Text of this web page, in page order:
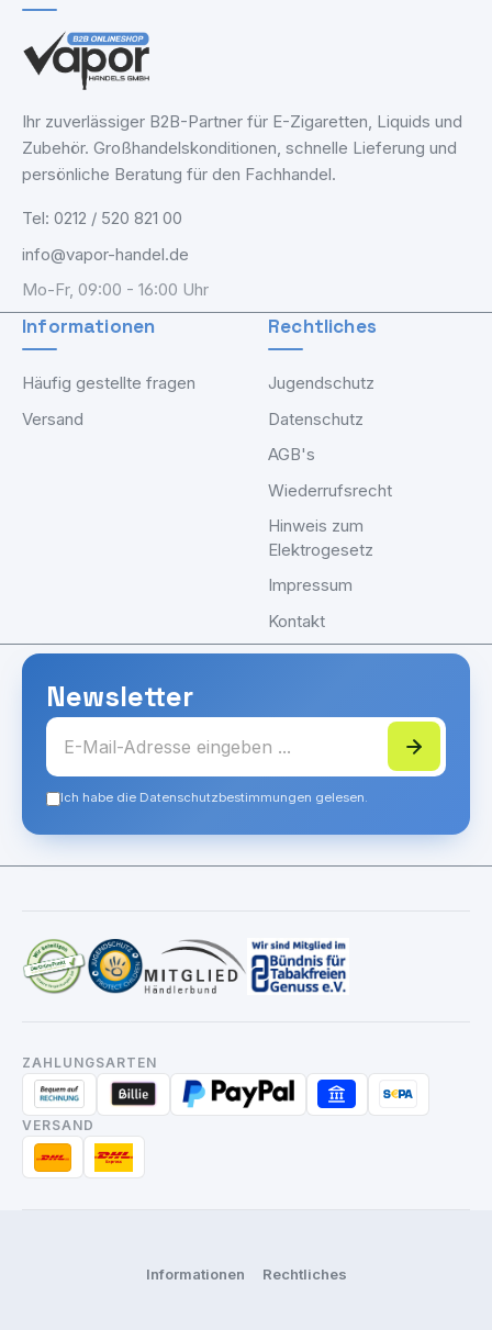
Ihr zuverlässiger B2B-Partner für E-Zigaretten, Liquids und
Zubehör. Großhandelskonditionen, schnelle Lieferung und
persönliche Beratung für den Fachhandel.
Tel: 0212 / 520 821 00
info@vapor-handel.de
Mo-Fr, 09:00 - 16:00 Uhr
Informationen
Häufig gestellte fragen
Versand
Rechtliches
Jugendschutz
Datenschutz
AGB's
Wiederrufsrecht
Hinweis zum
Elektrogesetz
Impressum
Kontakt
Newsletter
Ich habe die Datenschutzbestimmungen gelesen.
ZAHLUNGSARTEN
VERSAND
Informationen Rechtliches